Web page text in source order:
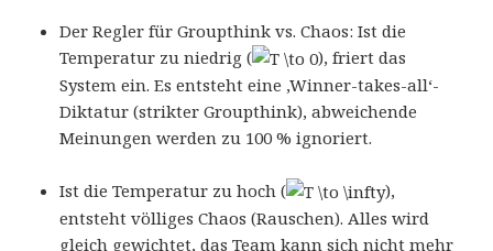
Der Regler für Groupthink vs. Chaos: Ist die
Temperatur zu niedrig (
), friert das
System ein. Es entsteht eine ‚Winner-takes-all‘-
Diktatur (strikter Groupthink), abweichende
Meinungen werden zu 100 % ignoriert.
Ist die Temperatur zu hoch (
),
entsteht völliges Chaos (Rauschen). Alles wird
gleich gewichtet, das Team kann sich nicht mehr